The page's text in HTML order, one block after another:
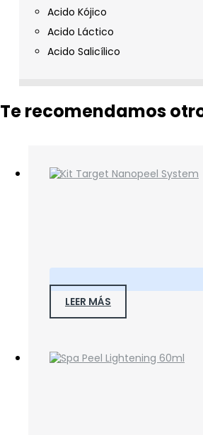
Acido Kójico
Acido Láctico
Acido Salicílico
Te recomendamos
LEER MÁS